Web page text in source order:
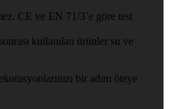
CE ve EN 71/3’e göre test
kullanılan ürünler su ve
bir adım öteye